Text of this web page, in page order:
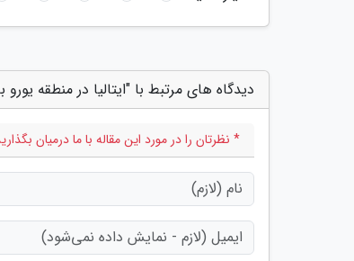
دیدگاه های مرتبط با "ایتالیا در منطقه
* نظرتان را در مورد این مقاله با ما درمیان